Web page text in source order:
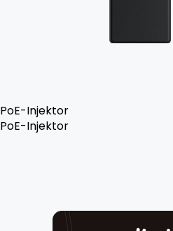
PoE-Injektor
PoE-Injektor